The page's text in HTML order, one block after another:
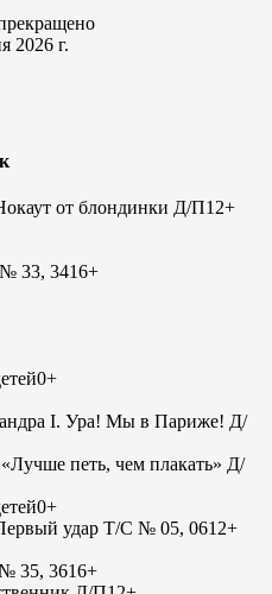
2026 г.
от блондинки Д/П12+
33, 3416+
0+
I. Ура! Мы в Париже! Д/
петь, чем плакать» Д/
0+
удар Т/С № 05, 0612+
35, 3616+